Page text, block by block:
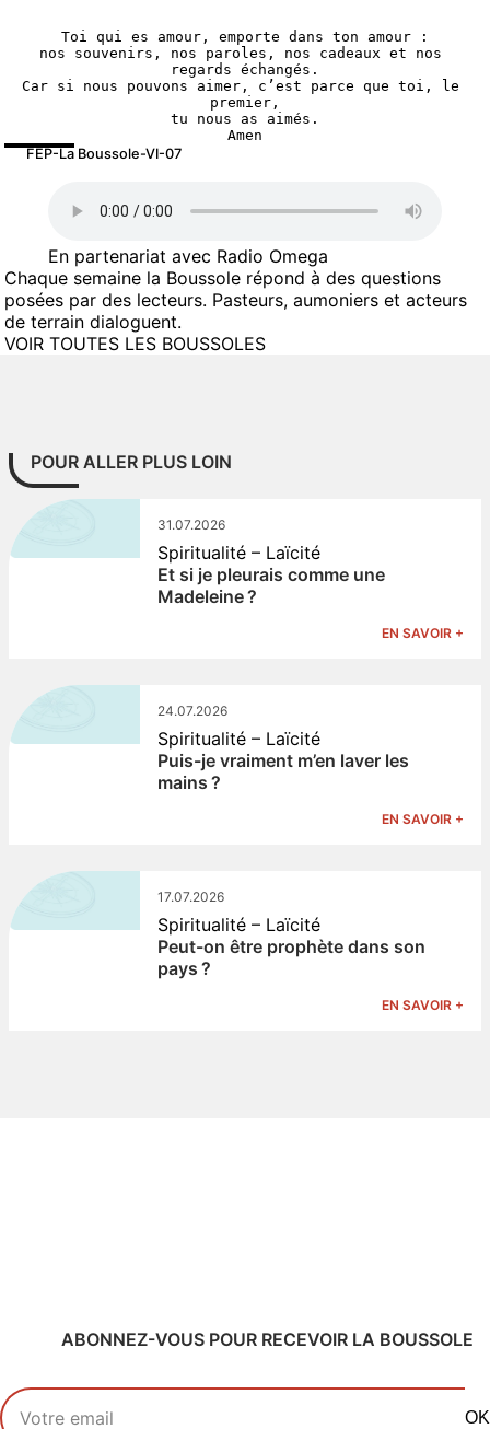
Toi qui es amour, emporte dans ton amour :
nos souvenirs, nos paroles, nos cadeaux et nos
regards échangés.
Car si nous pouvons aimer, c’est parce que toi, le
premier,
tu nous as aimés.
Amen
FEP-La Boussole-VI-07
En partenariat avec Radio Omega
Chaque semaine la Boussole répond à des questions
posées par des lecteurs. Pasteurs, aumoniers et acteurs
de terrain dialoguent.
VOIR TOUTES LES BOUSSOLES
POUR ALLER PLUS LOIN
31.07.2026
Spiritualité – Laïcité
Et si je pleurais comme une
Madeleine ?
EN SAVOIR +
24.07.2026
Spiritualité – Laïcité
Puis-je vraiment m’en laver les
mains ?
EN SAVOIR +
17.07.2026
Spiritualité – Laïcité
Peut-on être prophète dans son
pays ?
EN SAVOIR +
ABONNEZ-VOUS POUR RECEVOIR LA BOUSSOLE
Votre adresse email
OK